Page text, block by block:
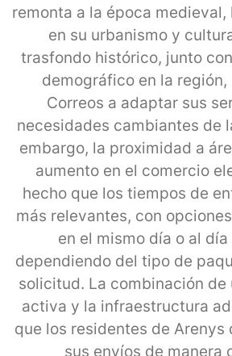
remonta a la época
en su urbanismo y
trasfondo histórico, junto
demográfico en la región,
Correos a adaptar sus
necesidades cambiantes de
embargo, la proximidad a
aumento en el comercio
hecho que los tiempos de
más relevantes, con
en el mismo día o al
dependiendo del tipo de
solicitud. La combinación de
activa y la infraestructura
que los residentes de Arenys
sus envíos de manera